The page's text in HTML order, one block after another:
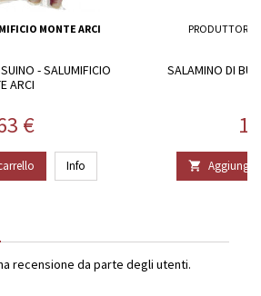
MONTE ARCI
- SALUMIFICIO
ARCI
€
Info
PRODUTTORE:
SALAMINO DI
 Aggiungi
recensione da parte degli utenti.